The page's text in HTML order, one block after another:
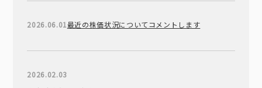
2026.06.01最近の株価状況についてコメントします
2026.02.03